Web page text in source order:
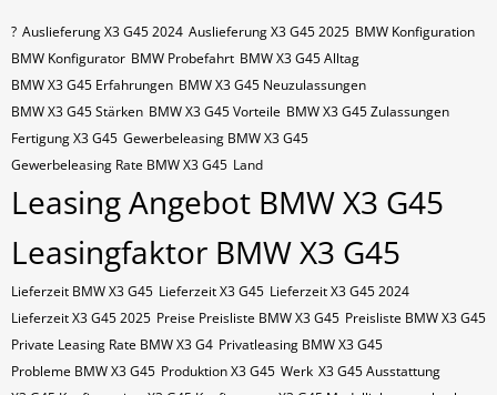
? Auslieferung X3 G45 2024 Auslieferung X3 G45 2025 BMW Konfiguration
BMW Konfigurator BMW Probefahrt BMW X3 G45 Alltag
BMW X3 G45 Erfahrungen BMW X3 G45 Neuzulassungen
BMW X3 G45 Stärken BMW X3 G45 Vorteile BMW X3 G45 Zulassungen
Fertigung X3 G45 Gewerbeleasing BMW X3 G45
Gewerbeleasing Rate BMW X3 G45 Land
Leasing Angebot BMW X3 G45
Leasingfaktor BMW X3 G45
Lieferzeit BMW X3 G45 Lieferzeit X3 G45 Lieferzeit X3 G45 2024
Lieferzeit X3 G45 2025 Preise Preisliste BMW X3 G45 Preisliste BMW X3 G45
Private Leasing Rate BMW X3 G4 Privatleasing BMW X3 G45
Probleme BMW X3 G45 Produktion X3 G45 Werk X3 G45 Ausstattung